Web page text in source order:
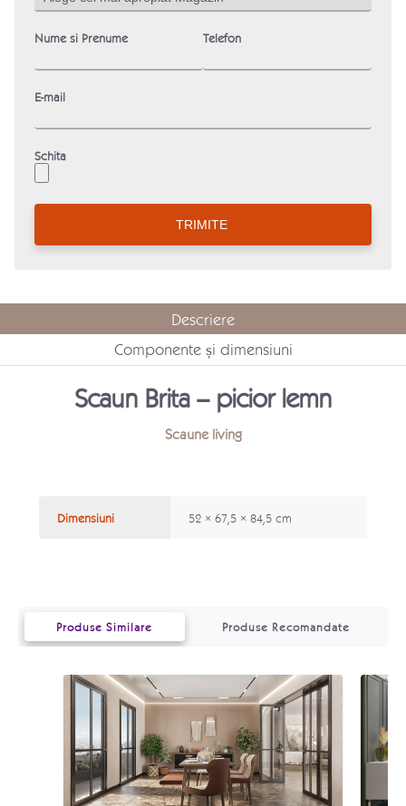
Nume si Prenume Telefon
E-mail
Schita
Descriere
Componente și dimensiuni
Scaun Brita – picior lemn
Scaune living
Dimensiuni 52 × 67,5 × 84,5 cm
Produse Similare Produse Recomandate